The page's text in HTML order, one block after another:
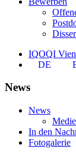
IQOQI
DE
News
News
In den
Fotogalerie